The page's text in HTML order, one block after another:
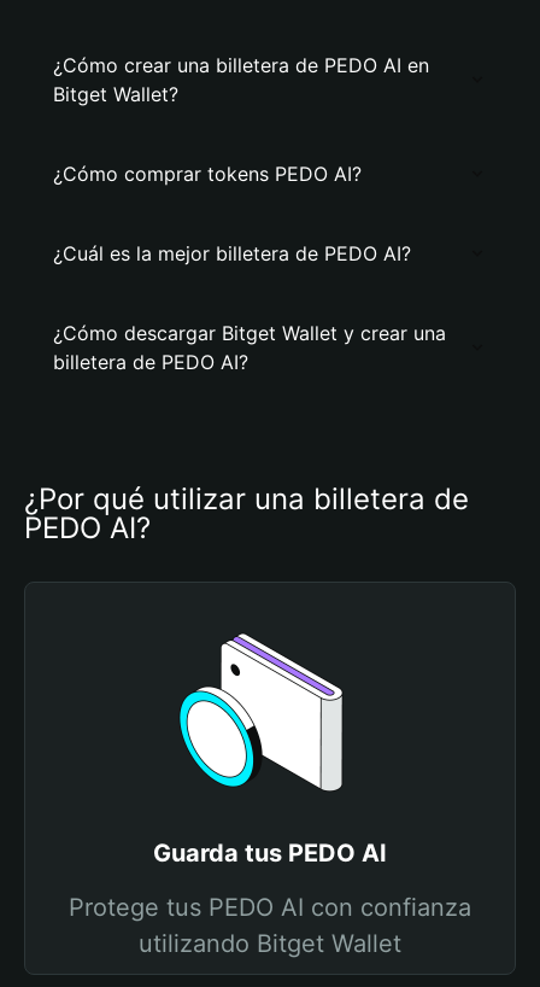
¿Cómo crear una billetera de PEDO AI en
Bitget Wallet?
¿Cómo comprar tokens PEDO AI?
¿Cuál es la mejor billetera de PEDO AI?
¿Cómo descargar Bitget Wallet y crear una
billetera de PEDO AI?
¿Por qué utilizar una billetera de
PEDO AI?
Guarda tus PEDO AI
Protege tus PEDO AI con confianza
utilizando Bitget Wallet